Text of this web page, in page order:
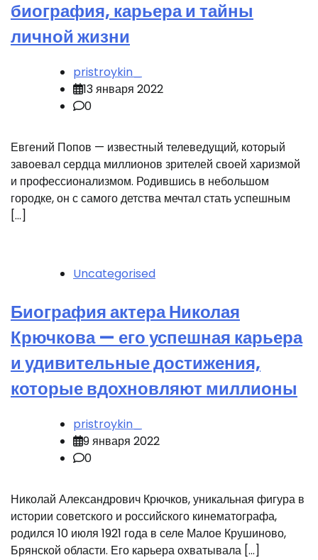
биография, карьера и тайны
личной жизни
pristroykin_
13 января 2022
0
Евгений Попов — известный телеведущий, который
завоевал сердца миллионов зрителей своей харизмой
и профессионализмом. Родившись в небольшом
городке, он с самого детства мечтал стать успешным
[…]
Uncategorised
Биография актера Николая
Крючкова — его успешная карьера
и удивительные достижения,
которые вдохновляют миллионы
pristroykin_
9 января 2022
0
Николай Александрович Крючков, уникальная фигура в
истории советского и российского кинематографа,
родился 10 июля 1921 года в селе Малое Крушиново,
Брянской области. Его карьера охватывала […]